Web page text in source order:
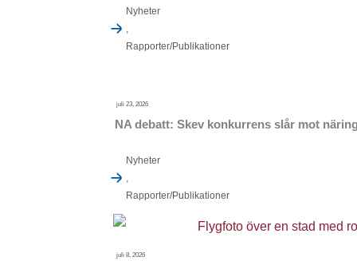
Nyheter
,
Rapporter/Publikationer
juli 23, 2026
NA debatt: Skev konkurrens slår mot
Nyheter
,
Rapporter/Publikationer
juli 8, 2026